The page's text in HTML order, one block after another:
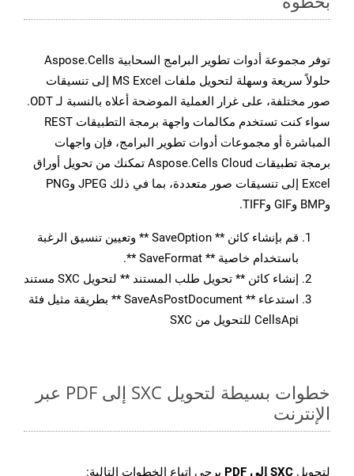
توفر مجموعة أدوات تطوير البرامج السحابية Aspose.Cells
حلولاً سريعة وسهلة لتحويل ملفات MS Excel إلى تنسيقات
صور مختلفة، على غرار العملية الموضحة أعلاه بالنسبة لـ ODT.
سواء كنت تستخدم مكالمات واجهة برمجة التطبيقات REST
المباشرة أو مجموعات أدوات تطوير البرامج، فإن واجهات
برمجة تطبيقات Aspose.Cells Cloud تمكنك من تحويل أوراق
Excel إلى تنسيقات صور متعددة، بما في ذلك JPEG وPNG
وBMP وGIF وTIFF.
قم بإنشاء كائن ** SaveOption ** وتعيين تنسيق الرغبة
باستخدام خاصية ** SaveFormat **.
إنشاء كائن ** تحويل طلب المستند ** لتحويل SXC مستند
استدعاء ** SaveAsPostDocument ** بطريقة مثيل فئة
CellsApi للتحويل من SXC
خطوات بسيطة لتحويل SXC إلى PDF عبر
الإنترنت
لتحويل SXC إلى PDF يرجى اتباع الخطوات التالية: